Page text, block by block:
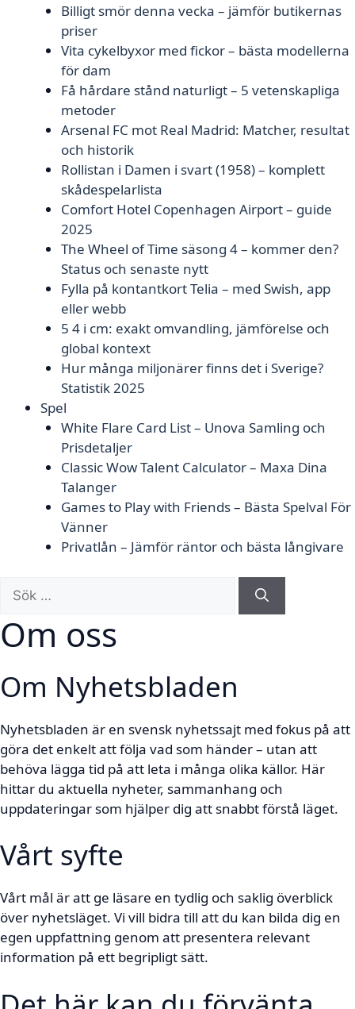
Billigt smör denna vecka – jämför butikernas
priser
Vita cykelbyxor med fickor – bästa modellerna
för dam
Få hårdare stånd naturligt – 5 vetenskapliga
metoder
Arsenal FC mot Real Madrid: Matcher, resultat
och historik
Rollistan i Damen i svart (1958) – komplett
skådespelarlista
Comfort Hotel Copenhagen Airport – guide
2025
The Wheel of Time säsong 4 – kommer den?
Status och senaste nytt
Fylla på kontantkort Telia – med Swish, app
eller webb
5 4 i cm: exakt omvandling, jämförelse och
global kontext
Hur många miljonärer finns det i Sverige?
Statistik 2025
Spel
White Flare Card List – Unova Samling och
Prisdetaljer
Classic Wow Talent Calculator – Maxa Dina
Talanger
Games to Play with Friends – Bästa Spelval För
Vänner
Privatlån – Jämför räntor och bästa långivare
Sök
efter:
Om oss
Om Nyhetsbladen
Nyhetsbladen är en svensk nyhetssajt med fokus på att
göra det enkelt att följa vad som händer – utan att
behöva lägga tid på att leta i många olika källor. Här
hittar du aktuella nyheter, sammanhang och
uppdateringar som hjälper dig att snabbt förstå läget.
Vårt syfte
Vårt mål är att ge läsare en tydlig och saklig överblick
över nyhetsläget. Vi vill bidra till att du kan bilda dig en
egen uppfattning genom att presentera relevant
information på ett begripligt sätt.